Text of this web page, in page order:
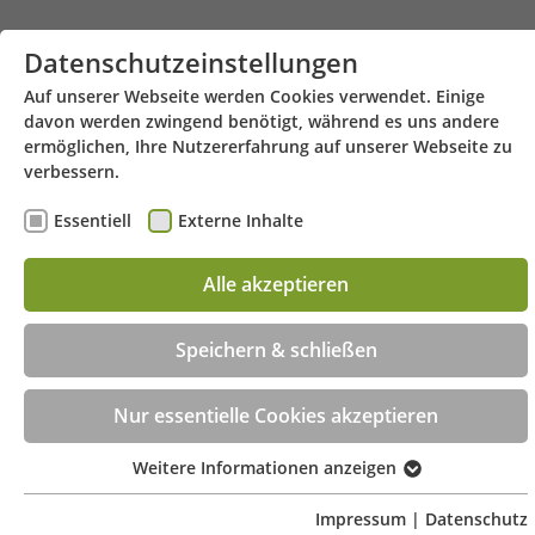
Zum Hauptinhalt springen
Hauptstraße 31 - 88630 Pfullendorf
Beratungstermin jetzt online buchen!
Datenschutzeinstellungen
Auf unserer Webseite werden Cookies verwendet. Einige
davon werden zwingend benötigt, während es uns andere
ermöglichen, Ihre Nutzererfahrung auf unserer Webseite zu
verbessern.
Essentiell Externe Inhalte
Alle akzeptieren
Speichern & schließen
Nur essentielle Cookies akzeptieren
Essentielle Cookies werden für grundlegende Funktionen
Weitere Informationen anzeigen
Impressum | Datenschutz